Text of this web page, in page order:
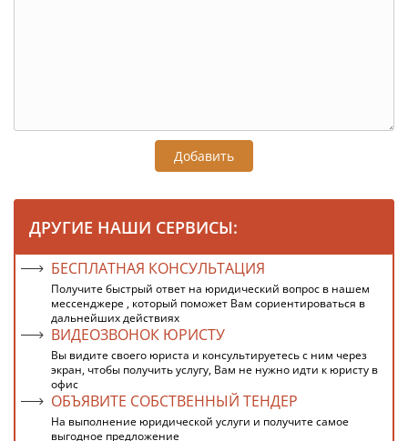
Добавить
ДРУГИЕ НАШИ СЕРВИСЫ:
БЕСПЛАТНАЯ КОНСУЛЬТАЦИЯ
Получите быстрый ответ на юридический вопрос в нашем
мессенджере , который поможет Вам сориентироваться в
дальнейших действиях
ВИДЕОЗВОНОК ЮРИСТУ
Вы видите своего юриста и консультируетесь с ним через
экран, чтобы получить услугу, Вам не нужно идти к юристу в
офис
ОБЪЯВИТЕ СОБСТВЕННЫЙ ТЕНДЕР
На выполнение юридической услуги и получите самое
выгодное предложение